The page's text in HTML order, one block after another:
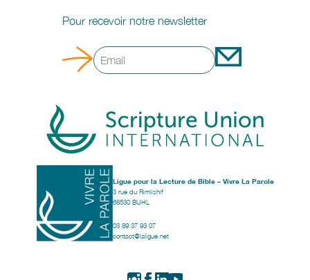
Pour recevoir notre newsletter
Ligue pour la Lecture de Bible – Vivre La Parole
3 rue du Rimlishif
68530 BUHL
03 89 37 93 07
contact@laligue.net
Instagram
Facebook
LinkedIn
YouTube